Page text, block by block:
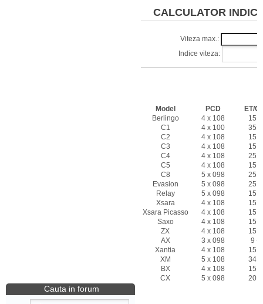
CALCULATOR
Viteza max.:
Indice viteza:
Model PCD
ET/
Berlingo
4 x 108
15 -
C1
4 x 100
35 -
C2
4 x 108
15 -
C3
4 x 108
15 -
C4
4 x 108
25 -
C5
4 x 108
15 -
C8
5 x 098
25 -
Evasion
5 x 098
25 -
Relay
5 x 098
15 -
Xsara
4 x 108
15 -
Xsara Picasso
4 x 108
15 -
Saxo
4 x 108
15 -
ZX
4 x 108
15 -
AX
3 x 098
9 -
Xantia
4 x 108
15 -
XM
5 x 108
34 -
BX
4 x 108
15 -
CX
5 x 098 20 -
Cauta in forum